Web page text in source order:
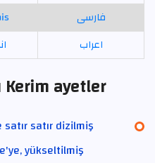
فارسی
اعراب
Kerim ayetler
satır satır dizilmiş
yükseltilmiş